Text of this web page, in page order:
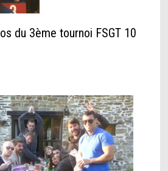
du 3ème tournoi FSGT 10